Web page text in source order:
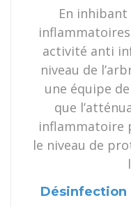
En
activité anti
niveau de
une équipe
que
inflammatoire
le niveau de
Désinfection